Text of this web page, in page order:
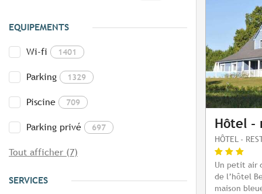
EQUIPEMENTS
Wi-fi 1401
Parking 1329
Piscine 709
Parking privé 697
Tout afficher (7)
SERVICES
Hôtel -
HÔTEL -
Un petit air
de l’hôtel
maison